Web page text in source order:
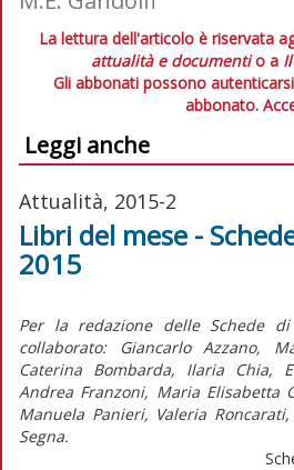
La lettura dell'articolo è riservata
attualità e documentio a
Gli abbonati possono
abbonato.
Leggi anche
Attualità, 2015-2
Libri del mese -
2015
Per la redazione delle Schede
collaborato: Giancarlo Azzano,
Caterina Bombarda, Ilaria Chia,
Andrea Franzoni, Maria Elisabetta
Manuela Panieri, Valeria
Segna.